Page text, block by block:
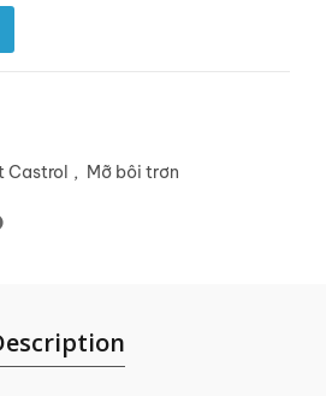
Castrol , Mỡ bôi trơn